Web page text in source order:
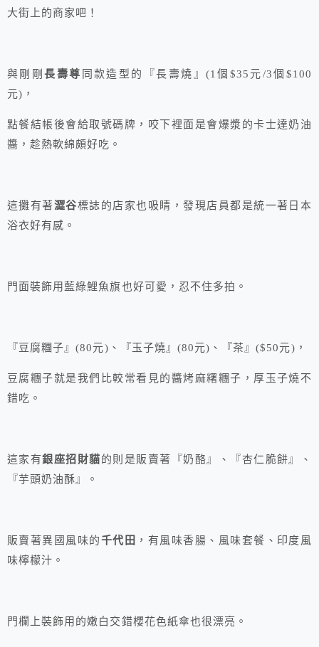
大街上的商家吧！
與剛剛長壽尊 同款造型的『長壽燒』(1個$35元/3個$100
元)，
點餐結帳後會給取號碼牌，咬下裡面是會爆漿的卡士達奶油
醬，趁熱軟綿頗好吃。
這攤有著澀谷標誌的店家也吸睛，發現店員都是統一著日本
浴衣好有感。
門面裝飾用藍綠鯉魚旗也好可愛，忍不住多拍。
『豆腐糰子』(80元)、『玉子燒』(80元)、『茶』($50元)，
豆腐糰子就是我們比較常看見的醬烤麻糬糰子，厚玉子燒不
錯吃。
這家有銀座招財貓的則是販賣著『奶酪』、『杏仁脆餅』、
『芋頭奶油酥』。
販賣著異國風味的千代田 ，有風味香腸、風味套餐、印度風
味檸檬汁。
門欄上裝飾用的嫩白交錯櫻花色紙傘也很漂亮。